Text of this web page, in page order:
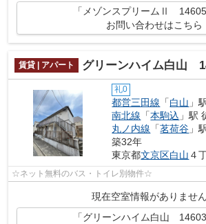
「メゾンスプリームⅡ
お問い合わせはこちら
賃貸 | アパート グリーンハイム白山
礼0
都営三田線 「白山 」
南北線 「本駒込 」駅
丸ノ内線 「茗荷谷 」
築32年
東京都文京区白山 ４
☆ネット無料のバス・トイレ別物件☆
現在空室情報がありません
「グリーンハイム白山